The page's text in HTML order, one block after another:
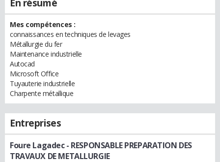
En résumé
Mes compétences :
connaissances en techniques de levages
Métallurgie du fer
Maintenance industrielle
Autocad
Microsoft Office
Tuyauterie industrielle
Charpente métallique
Entreprises
Foure Lagadec- RESPONSABLE PREPARATION DES
TRAVAUX DE METALLURGIE